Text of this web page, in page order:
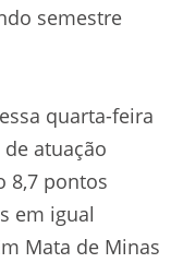
semestre
quarta-feira
atuação
8,7 pontos
em igual
Mata de Minas